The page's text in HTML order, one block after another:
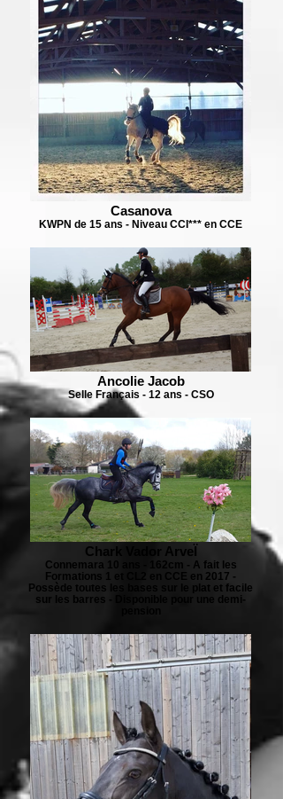
Casanova
KWPN de 15 ans - Niveau CCI*** en CCE
Ancolie Jacob
Selle Français - 12 ans - CSO
Chark Vador ArveÏ
Connemara 10 ans - 162cm - A fait les
Formations 1 et CL2 en CCE en 2017 -
Possède toutes les bases sur le plat et facile
sur les barres - Disponible pour une demi-